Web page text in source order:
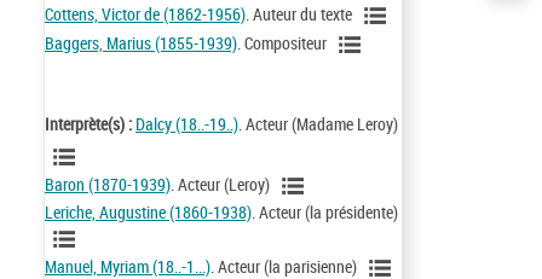
Cottens, Victor de (1862-1956) . Auteur du texte
Baggers, Marius (1855-1939) . Compositeur
Interprète(s) : Dalcy (18..-19..). Acteur (Madame Leroy)
Baron (1870-1939) . Acteur (Leroy)
Leriche, Augustine (1860-1938). Acteur (la présidente)
Manuel, Myriam (18..-1...) . Acteur (la parisienne)